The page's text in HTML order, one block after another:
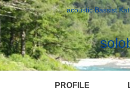
acoustic Bassist
PROFILE